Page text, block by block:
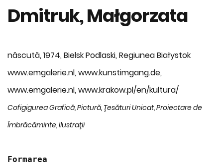
Dmitruk, Małgorzata
născută, 1974, Bielsk Podlaski, Regiunea Białystok
www.emgalerie.nl, www.kunstimgang.de,
www.emgalerie.nl, www.krakow.pl/en/kultura/
Cofigigurea Grafică, Pictură, Ţesături Unicat, Proiectare de
Îmbrăcăminte, Ilustraţii
Formarea